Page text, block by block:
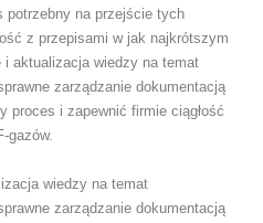
potrzebny na przejście tych
z przepisami w jak najkrótszym
i aktualizacja wiedzy na temat
zarządzanie dokumentacją
proces i zapewnić firmie ciągłość
gazów.
wiedzy na temat
zarządzanie dokumentacją